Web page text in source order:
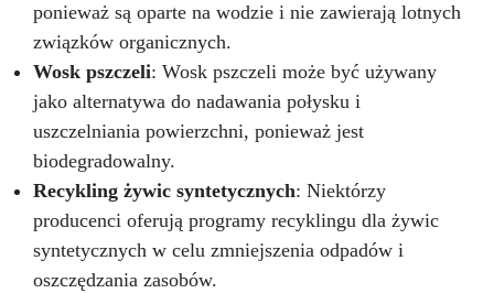
ponieważ są oparte na wodzie i nie zawierają lotnych
związków organicznych.
Wosk pszczeli: Wosk pszczeli może być używany
jako alternatywa do nadawania połysku i
uszczelniania powierzchni, ponieważ jest
biodegradowalny.
Recykling żywic syntetycznych: Niektórzy
producenci oferują programy recyklingu dla żywic
syntetycznych w celu zmniejszenia odpadów i
oszczędzania zasobów.